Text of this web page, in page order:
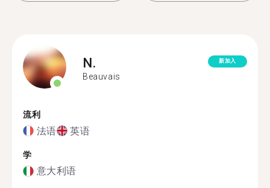
N.
Beauvais
新加入
流利
法语 英语
学
意大利语